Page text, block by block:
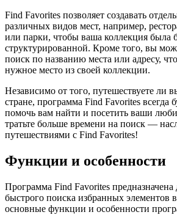
Find Favorites позволяет создавать
различных видов мест, например,
или парки, чтобы ваша коллекция была
структурированной. Кроме того, вы
поиск по названию места или адресу,
нужное место из своей коллекции.
Независимо от того, путешествуете ли
стране, программа Find Favorites всегда
помочь вам найти и посетить ваши
тратьте больше времени на поиск —
путешествиями с Find Favorites!
Функции и особенности
Программа Find Favorites предназначена
быстрого поиска избранных элементов
основные функции и особенности